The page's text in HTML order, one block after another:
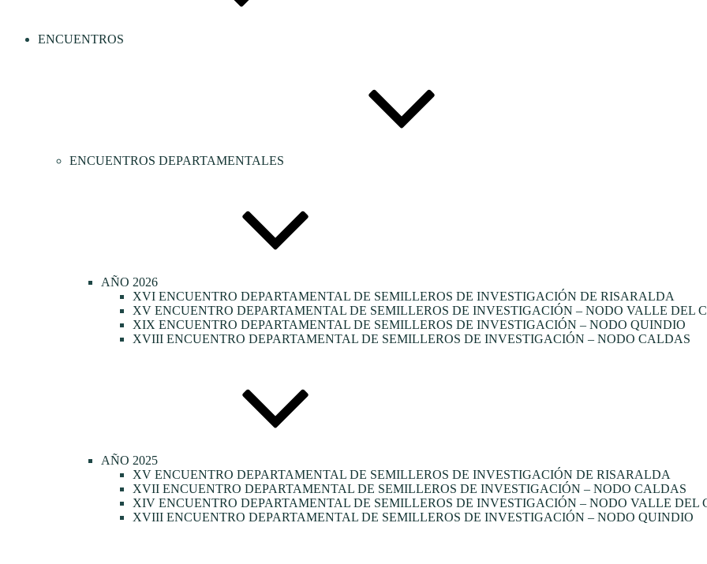
ENCUENTROS
ENCUENTROS DEPARTAMENTALES
AÑO 2026
XVI ENCUENTRO DEPARTAMENTAL DE SEMILLEROS DE INVESTIGACIÓN DE RISARALDA
XV ENCUENTRO DEPARTAMENTAL DE SEMILLEROS DE INVESTIGACIÓN – NODO VALLE DEL
XIX ENCUENTRO DEPARTAMENTAL DE SEMILLEROS DE INVESTIGACIÓN – NODO QUINDIO
XVIII ENCUENTRO DEPARTAMENTAL DE SEMILLEROS DE INVESTIGACIÓN – NODO CALDAS
AÑO 2025
XV ENCUENTRO DEPARTAMENTAL DE SEMILLEROS DE INVESTIGACIÓN DE RISARALDA
XVII ENCUENTRO DEPARTAMENTAL DE SEMILLEROS DE INVESTIGACIÓN – NODO CALDAS
XIV ENCUENTRO DEPARTAMENTAL DE SEMILLEROS DE INVESTIGACIÓN – NODO VALLE DEL
XVIII ENCUENTRO DEPARTAMENTAL DE SEMILLEROS DE INVESTIGACIÓN – NODO QUINDIO